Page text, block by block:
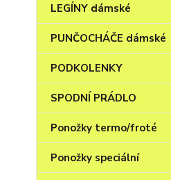
LEGÍNY dámské
PUNČOCHÁČE dámské
PODKOLENKY
SPODNÍ PRÁDLO
Ponožky termo/froté
Ponožky speciální